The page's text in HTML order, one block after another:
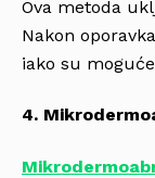
Ova metoda
Nakon
iako su
4.